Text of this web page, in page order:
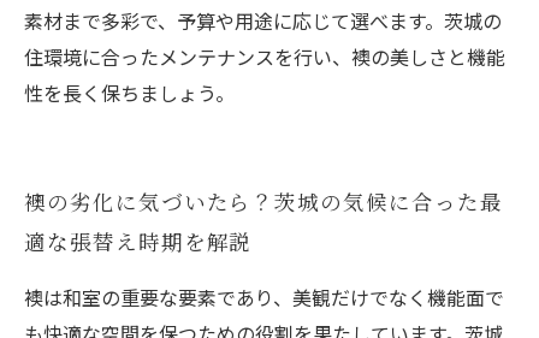
素材まで多彩で、予算や用途に応じて選べます。茨城の
住環境に合ったメンテナンスを行い、襖の美しさと機能
性を長く保ちましょう。
襖の劣化に気づいたら？茨城の気候に合った最
適な張替え時期を解説
襖は和室の重要な要素であり、美観だけでなく機能面で